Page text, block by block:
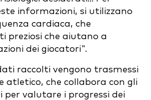
informazioni, si utilizzano
cardiaca, che
preziosi che aiutano a
dei giocatori".
raccolti vengono trasmessi
atletico, che collabora con gli
valutare i progressi dei